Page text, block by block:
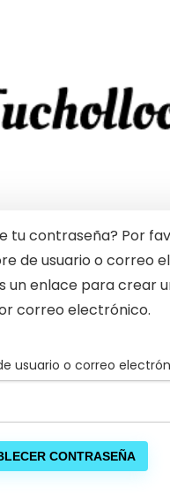
tu contraseña? Por
de usuario o correo
un enlace para crear
correo electrónico.
usuario o correo
CONTRASEÑA